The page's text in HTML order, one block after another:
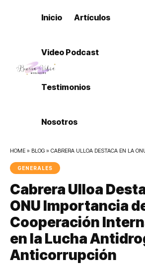
Inicio Artículos
Video Podcast
Testimonios
Nosotros
HOME » BLOG » CABRERA ULLOA DESTACA EN LA ONU IMPORTANCIA DE LA COOPERACIÓN
GENERALES
Cabrera Ulloa
ONU Importancia
Cooperación
en la Lucha
Anticorrupción